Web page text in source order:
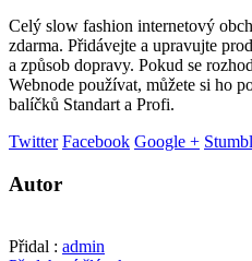
Celý slow fashion internetový
zdarma. Přidávejte a upravujte
a způsob dopravy. Pokud se
Webnode používat, můžete si ho
balíčků Standart a Profi.
Twitter Facebook Google +
Autor
Přidal : admin